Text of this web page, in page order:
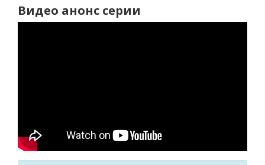
Видео анонс серии